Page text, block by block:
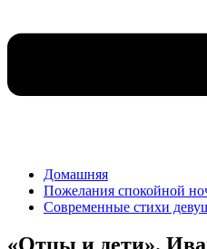
Домашняя
Пожелания спокойной
Современные стихи